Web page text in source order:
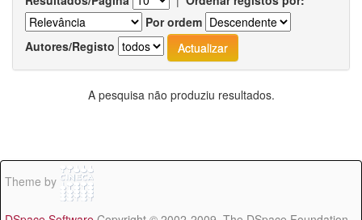
Por ordem
Autores/Registo
A pesquisa não produziu resultados.
Theme by